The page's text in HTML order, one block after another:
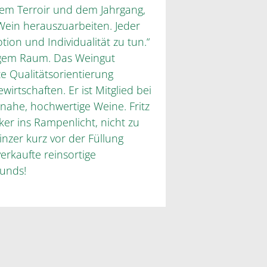
Terroir und dem Jahrgang,
herauszuarbeiten. Jeder
und Individualität zu tun.“
Raum. Das Weingut
Qualitätsorientierung
Er ist Mitglied bei
hochwertige Weine. Fritz
ins Rampenlicht, nicht zu
kurz vor der Füllung
reinsortige